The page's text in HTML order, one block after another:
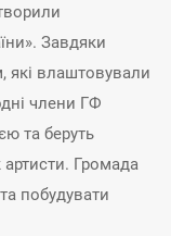
Завдяки
які влаштовували
члени ГФ
та беруть
артисти. Громада
побудувати